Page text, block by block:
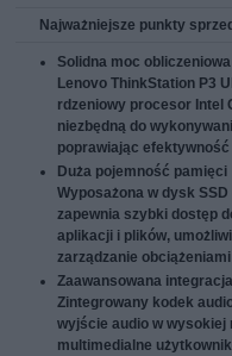
Najważniejsze punkty
Solidna moc obliczeniowa
Lenovo ThinkStation P3
rdzeniowy procesor Intel
niezbędną do
poprawiając
Duża pojemność pamięci
Wyposażona w dysk
zapewnia szybki dostęp
aplikacji i plików,
zarządzanie
Zaawansowana
Zintegrowany kodek
wyjście audio w wysokiej
multimedialne